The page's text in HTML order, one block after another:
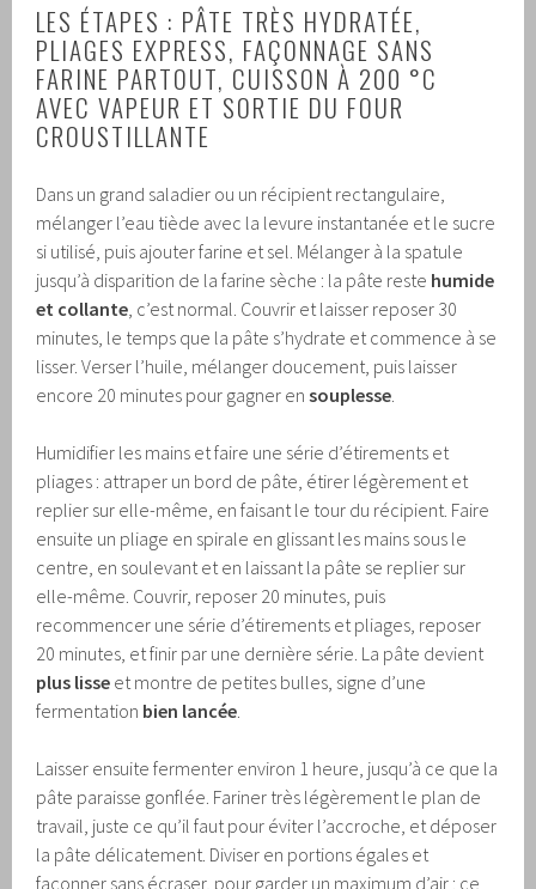
LES ÉTAPES : PÂTE TRÈS HYDRATÉE,
PLIAGES EXPRESS, FAÇONNAGE SANS
FARINE PARTOUT, CUISSON À 200 °C
AVEC VAPEUR ET SORTIE DU FOUR
CROUSTILLANTE
Dans un grand saladier ou un récipient rectangulaire,
mélanger l’eau tiède avec la levure instantanée et le sucre
si utilisé, puis ajouter farine et sel. Mélanger à la spatule
jusqu’à disparition de la farine sèche : la pâte reste humide
et collante , c’est normal. Couvrir et laisser reposer 30
minutes, le temps que la pâte s’hydrate et commence à se
lisser. Verser l’huile, mélanger doucement, puis laisser
encore 20 minutes pour gagner ensouplesse
Humidifier les mains et faire une série d’étirements et
pliages : attraper un bord de pâte, étirer légèrement et
replier sur elle-même, en faisant le tour du récipient. Faire
ensuite un pliage en spirale en glissant les mains sous le
centre, en soulevant et en laissant la pâte se replier sur
elle-même. Couvrir, reposer 20 minutes, puis
recommencer une série d’étirements et pliages, reposer
20 minutes, et finir par une dernière série. La pâte devient
plus lisse et montre de petites bulles, signe d’une
fermentation bien lancée
Laisser ensuite fermenter environ 1 heure, jusqu’à ce que la
pâte paraisse gonflée. Fariner très légèrement le plan de
travail, juste ce qu’il faut pour éviter l’accroche, et déposer
la pâte délicatement. Diviser en portions égales et
façonner sans écraser, pour garder un maximum d’air : ce